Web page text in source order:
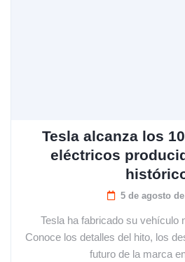
Tesla alcanza los
eléctricos
5 de agosto
Tesla ha fabricado su vehículo
Conoce los detalles del hito, los
futuro de la marca